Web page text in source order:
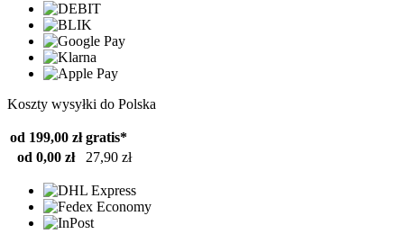
Koszty wysyłki do Polska
od 199,00 zł gratis*
od 0,00 zł
27,90 zł